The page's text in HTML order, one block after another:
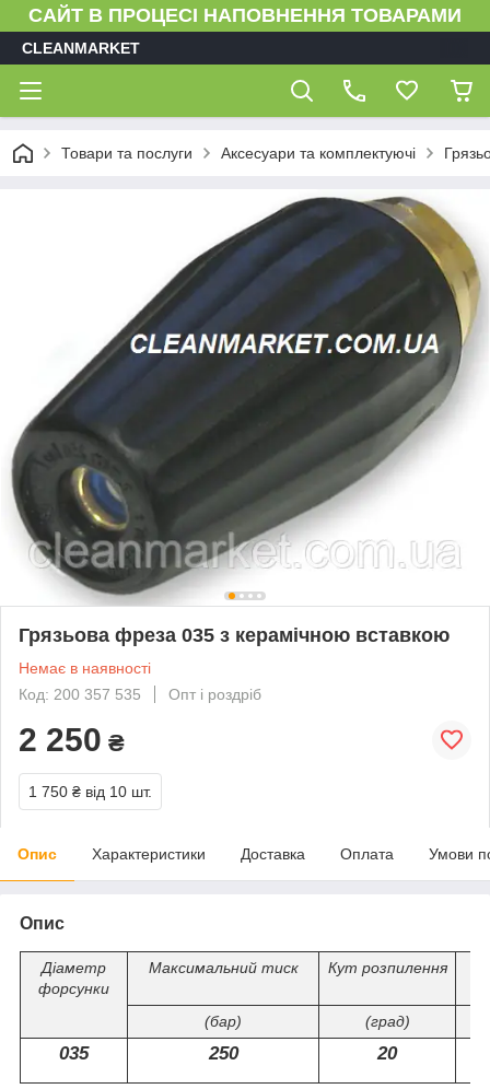
САЙТ В ПРОЦЕСІ НАПОВНЕННЯ ТОВАРАМИ
CLEANMARKET
Товари та послуги Аксесуари та комплектуючі
Грязьова фреза 035 з керамічною вставкою
Немає в наявності
Код: 200 357 535
Опт і роздріб
2 250 ₴
1 750 ₴ від 10 шт.
Опис Характеристики Доставка Оплата Умови
Опис
Діаметр
форсунки
Максимальний тиск Кут розпилення
(бар) (град)
035 250 20